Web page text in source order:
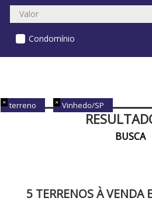
Condomínio
terreno Vinhedo/SP
BUSCA
5 TERRENOS À VENDA